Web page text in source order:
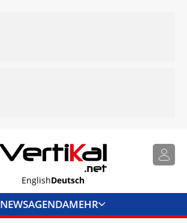
EnglishDeutsch
NEWSAGENDAMEHR